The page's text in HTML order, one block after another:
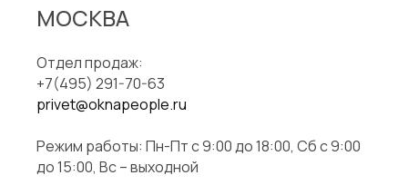
для ремонта вашего дома
МОСКВА
Отдел продаж:
+7(495) 291-70-63
privet@oknapeople.ru
Режим работы: Пн-Пт с 9:00 до 18:00, Сб с 9:00
до 15:00, Вс – выходной